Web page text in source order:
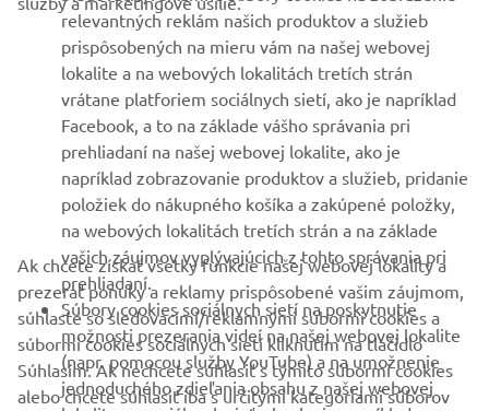
PODPORA
BULLETIN
Získajte medzi prvými informácie o najnovších ponukách,
špeciálnych akciách, nových verziách a mnoho ďalšieho
PRIHLÁSIŤ SA NA ODBER
Prečítajte si naše Zásady ochrany osobných údajov, aby ste sa
dozvedeli, ako spracovávame vaše osobné údaje:Ochrana
relevantných reklám našich produktov a služieb
prispôsobených na mieru vám na našej webovej
lokalite a na webových lokalitách tretích strán
vrátane platforiem sociálnych sietí, ako je napríklad
Facebook, a to na základe vášho správania pri
prehliadaní na našej webovej lokalite, ako je
napríklad zobrazovanie produktov a služieb, pridanie
položiek do nákupného košíka a zakúpené položky,
na webových lokalitách tretích strán a na základe
vašich záujmov vyplývajúcich z tohto správania pri
prehliadaní.
Súbory cookies sociálnych sietí na poskytnutie
možnosti prezerania videí na našej webovej lokalite
(napr. pomocou služby YouTube) a na umožnenie
jednoduchého zdieľania obsahu z našej webovej
lokality na sociálnych sieťach, ako je napríklad
Ak chcete získať všetky funkcie našej webovej lokality a
prezerať ponuky a reklamy prispôsobené vašim záujmom,
súhlaste so sledovacími/reklamnými súbormi cookies a
súbormi cookies sociálnych sietí kliknutím na tlačidlo
Súhlasím. Ak nechcete súhlasiť s týmito súbormi cookies
alebo chcete súhlasiť iba s určitými kategóriami súborov